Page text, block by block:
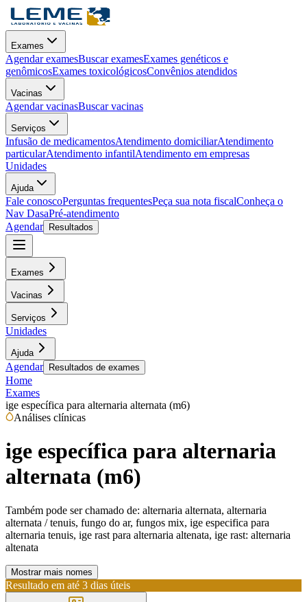
Exames
Agendar examesBuscar examesExames genéticos e
genômicosExames toxicológicosConvênios atendidos
Vacinas
Agendar vacinasBuscar vacinas
Serviços
Infusão de medicamentosAtendimento domiciliarAtendimento
particularAtendimento infantilAtendimento em empresas
Unidades
Ajuda
Fale conoscoPerguntas frequentesPeça sua nota fiscalConheça o
Nav DasaPré-atendimento
Agendar
Resultados
Exames
Vacinas
Serviços
Unidades
Ajuda
Agendar Resultados de exames
Home
Exames
ige específica para alternaria alternata (m6)
Análises clínicas
ige específica para alternaria
alternata (m6)
Também pode ser chamado de: alternaria alternata, alternaria
alternata / tenuis, fungo do ar, fungos mix, ige especifica para
alternaria tenuis, ige rast para alternaria altenata, ige rast: alternaria
altenata
Mostrar mais nomes
Resultado em até 3 dias úteis